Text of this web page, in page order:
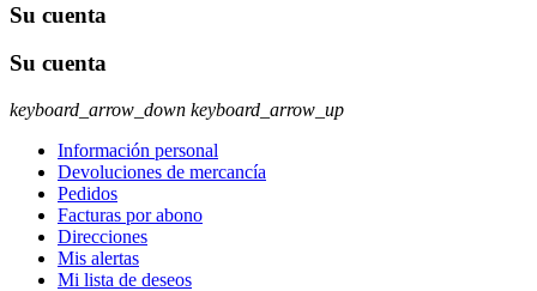
Su cuenta
Su cuenta
keyboard_arrow_down keyboard_arrow_up
Información personal
Devoluciones de mercancía
Pedidos
Facturas por abono
Direcciones
Mis alertas
Mi lista de deseos